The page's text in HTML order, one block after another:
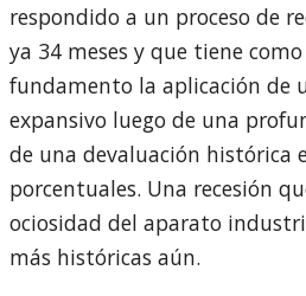
respondido a un proceso de
ya 34 meses y que tiene
fundamento la aplicación de
expansivo luego de una
de una devaluación histórica
porcentuales. Una recesión
ociosidad del aparato
más históricas aún.